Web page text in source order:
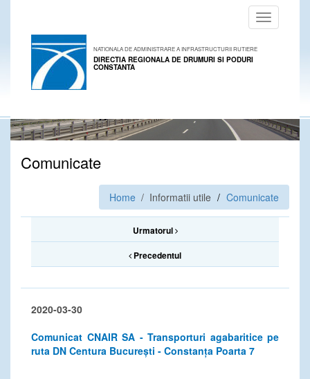
Toggle
navigation
NATIONALA DE ADMINISTRARE A INFRASTRUCTURII RUTIERE
DIRECTIA REGIONALA DE DRUMURI SI PODURI
CONSTANTA
Comunicate
Home / Informatii utile Comunicate
Urmatorul
Precedentul
2020-03-30
Comunicat CNAIR SA - Transporturi agabaritice pe
ruta DN Centura București - Constanța Poarta 7